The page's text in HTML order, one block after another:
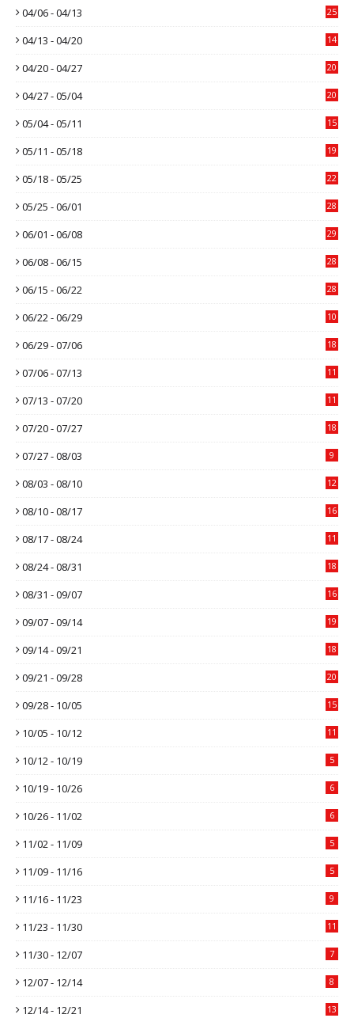
04/06 - 04/13 25
04/13 - 04/20 14
04/20 - 04/27 20
04/27 - 05/04 20
05/04 - 05/11 15
05/11 - 05/18 19
05/18 - 05/25 22
05/25 - 06/01 28
06/01 - 06/08 29
06/08 - 06/15 28
06/15 - 06/22 28
06/22 - 06/29 10
06/29 - 07/06 18
07/06 - 07/13 11
07/13 - 07/20 11
07/20 - 07/27 18
07/27 - 08/03 9
08/03 - 08/10 12
08/10 - 08/17 16
08/17 - 08/24 11
08/24 - 08/31 18
08/31 - 09/07 16
09/07 - 09/14 19
09/14 - 09/21 18
09/21 - 09/28 20
09/28 - 10/05 15
10/05 - 10/12 11
10/12 - 10/19 5
10/19 - 10/26 6
10/26 - 11/02 6
11/02 - 11/09 5
11/09 - 11/16 5
11/16 - 11/23 9
11/23 - 11/30 11
11/30 - 12/07 7
12/07 - 12/14 8
12/14 - 12/21 13